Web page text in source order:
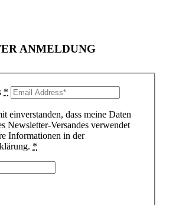
ANMELDUNG
*
einverstanden, dass meine Daten
Newsletter-Versandes verwendet
Informationen in der
*